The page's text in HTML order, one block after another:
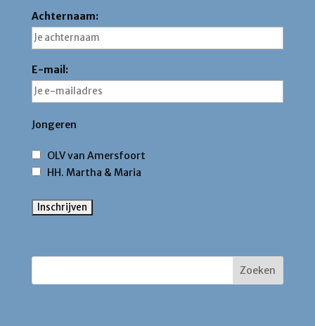
Achternaam:
E-mail:
Jongeren
OLV van Amersfoort
HH. Martha & Maria